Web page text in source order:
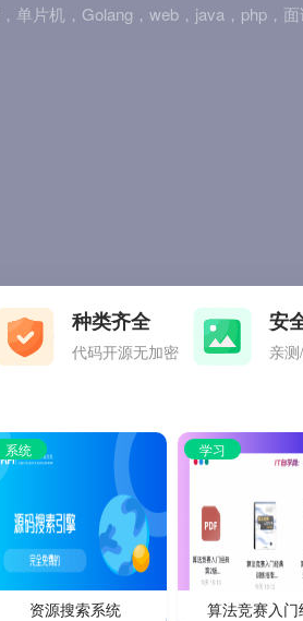
， 单片机 ， Golang ， web ， java ， php ，
种类齐全
代码开源无加密
安
亲
资源搜索系统
系统
算法竞赛入门
学习